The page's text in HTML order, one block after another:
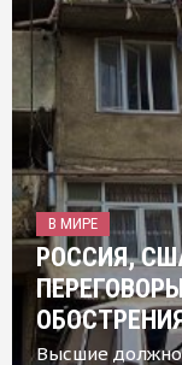
В МИРЕ
РОССИЯ,
Высшие